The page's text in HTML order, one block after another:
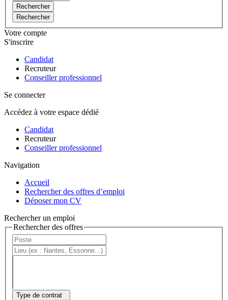
Rechercher
Rechercher
Votre compte
S'inscrire
Candidat
Recruteur
Conseiller professionnel
Se connecter
Accédez à votre espace dédié
Candidat
Recruteur
Conseiller professionnel
Navigation
Accueil
Rechercher des offres d’emploi
Déposer mon CV
Rechercher un emploi
Rechercher des offres
Type de contrat